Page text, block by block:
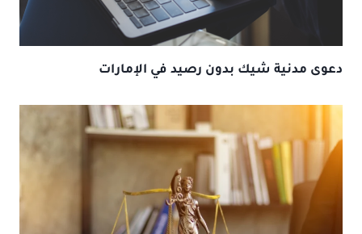
دعوى مدنية شيك بدون رصيد في الإمارات